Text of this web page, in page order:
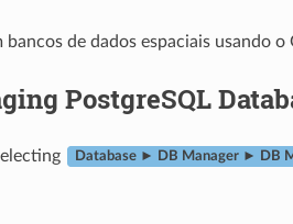
de dados espaciais usando o
PostgreSQL
Database ► DB Manager ► DB